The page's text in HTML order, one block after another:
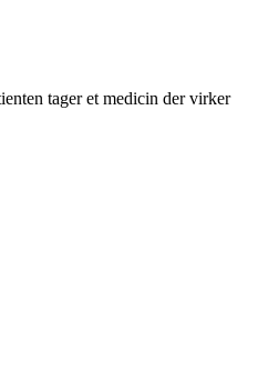
tager et medicin der virker